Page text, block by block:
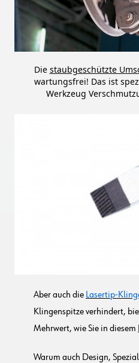
Die staubgeschützte
wartungsfrei! Das ist
Werkzeug
Aber auch die Lasertip-
Klingenspitze verhindert,
Mehrwert, wie Sie in diesem
Warum auch Design,